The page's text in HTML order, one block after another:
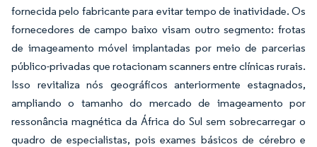
fornecida pelo fabricante para evitar tempo de inatividade. Os
fornecedores de campo baixo visam outro segmento: frotas
de imageamento móvel implantadas por meio de parcerias
público-privadas que rotacionam scanners entre clínicas rurais.
Isso revitaliza nós geográficos anteriormente estagnados,
ampliando o tamanho do mercado de imageamento por
ressonância magnética da África do Sul sem sobrecarregar o
quadro de especialistas, pois exames básicos de cérebro e